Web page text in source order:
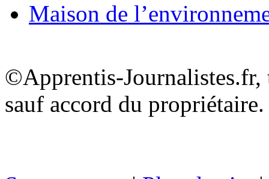
Maison de
©Apprentis-
sauf accord du propriétaire.